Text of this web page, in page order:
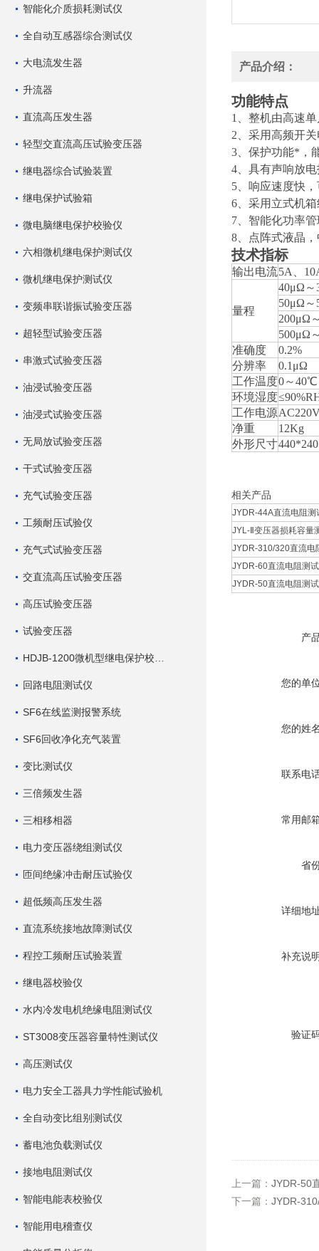
智能化介质损耗测试仪
全自动互感器综合测试仪
大电流发生器
升流器
直流高压发生器
轻型交直流高压试验变压器
继电器综合试验装置
继电保护试验箱
微电脑继电保护校验仪
六相微机继电保护测试仪
微机继电保护测试仪
变频串联谐振试验变压器
超轻型试验变压器
串激式试验变压器
油浸试验变压器
油浸式试验变压器
无局放试验变压器
干式试验变压器
充气试验变压器
工频耐压试验仪
充气式试验变压器
交直流高压试验变压器
高压试验变压器
试验变压器
回路电阻测试仪
SF6在线监测报警系统
SF6回收净化充气装置
变比测试仪
三倍频发生器
三相移相器
电力变压器绕组测试仪
匝间绝缘冲击耐压试验仪
超低频高压发生器
直流系统接地故障测试仪
程控工频耐压试验装置
继电器校验仪
水内冷发电机绝缘电阻测试仪
ST3008变压器容量特性测试仪
高压测试仪
电力安全工器具力学性能试验机
全自动变比组别测试仪
蓄电池负载测试仪
接地电阻测试仪
智能电能表校验仪
智能用电稽查仪
产品介绍：
功能特点
1、整机由高速
2、采用高频开
3、保护功能*，
4、具有声响放
5、响应速度快
6、采用立式机
7、智能化功率
8、点阵式液晶
技术指标
输出电流5A、
量程
40μΩ～
50μΩ～
200μΩ
500μΩ
准确度
0.2%
分辨率
0.1μΩ
工作温度0～40℃
环境湿度
工作电源
净重
12Kg
外形尺寸
相关产品
JYDR-44A直流电阻测
JYL-Ⅱ变压器损耗容量
JYDR-310/320直流电
JYDR-60直流电阻测
JYDR-50直流电阻测
产
您的单
您的姓
联系电
常用邮
省
详细地
补充说
验证
上一篇： JYDR-50
下一篇： JYDR-